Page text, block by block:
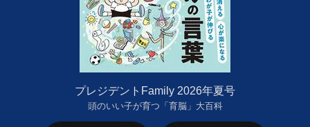
プレジデントFamily 2026年夏号
頭のいい子が育つ「育脳」大百科